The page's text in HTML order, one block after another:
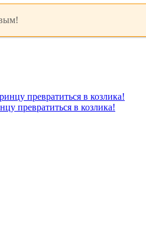
превратиться в козлика!